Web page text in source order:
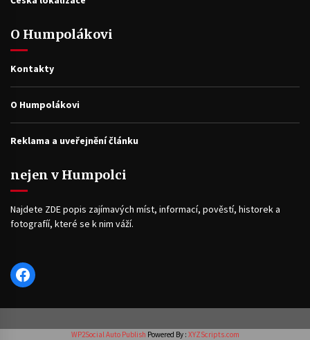
O Humpolákovi
Kontakty
O Humpolákovi
Reklama a uveřejnění článku
nejen v Humpolci
Najdete ZDE popis zajímavých míst, informací, pověstí, historek a
fotografíí, které se k nim váží.
Facebook
WP2Social Auto Publish Powered By : XYZScripts.com